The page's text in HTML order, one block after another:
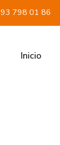
93 798 01 86
Inicio